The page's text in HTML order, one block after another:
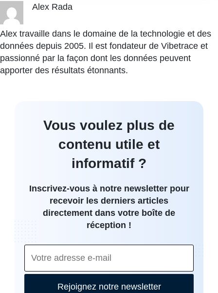
Alex Rada
Alex travaille dans le domaine de la technologie et des
données depuis 2005. Il est fondateur de Vibetrace et
passionné par la façon dont les données peuvent
apporter des résultats étonnants.
Vous voulez plus de
contenu utile et
informatif ?
Inscrivez-vous à notre newsletter pour
recevoir les derniers articles
directement dans votre boîte de
réception !
Rejoignez notre newsletter